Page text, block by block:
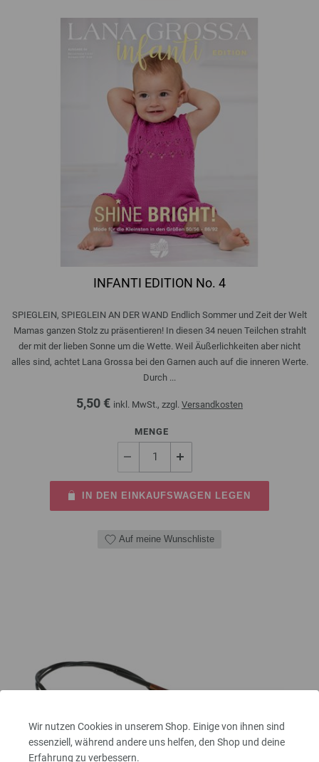
Wir nutzen Cookies in unserem Shop. Einige von ihnen sind
essenziell, während andere uns helfen, den Shop und deine
Erfahrung zu verbessern.
INFANTI EDITION No. 4
SPIEGLEIN, SPIEGLEIN AN DER WAND Endlich Sommer und Zeit der Welt
Mamas ganzen Stolz zu präsentieren! In diesen 34 neuen Teilchen strahlt
der mit der lieben Sonne um die Wette. Weil Äußerlichkeiten aber nicht
alles sind, achtet Lana Grossa bei den Garnen auch auf die inneren Werte.
Durch ...
5,50 € inkl. MwSt., zzgl. Versandkosten
MENGE
IN DEN EINKAUFSWAGEN LEGEN
Auf meine Wunschliste